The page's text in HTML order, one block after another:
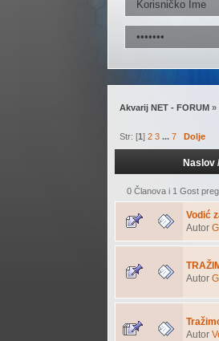
Akvarij NET - FORUM »
Str: [1] 2 3 ... 7 Dolje
Naslov
0 Članova i 1 Gost
Vodić
Autor
Autor
Autor